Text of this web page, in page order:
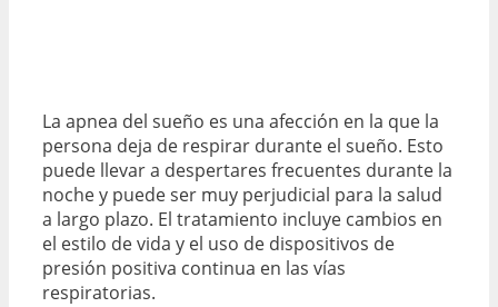
La apnea del sueño es una afección en la que la
persona deja de respirar durante el sueño. Esto
puede llevar a despertares frecuentes durante la
noche y puede ser muy perjudicial para la salud
a largo plazo. El tratamiento incluye cambios en
el estilo de vida y el uso de dispositivos de
presión positiva continua en las vías
respiratorias.